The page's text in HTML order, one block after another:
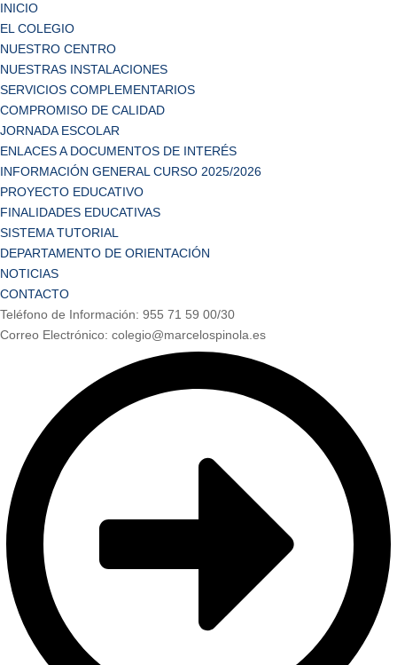
INICIO
EL COLEGIO
NUESTRO CENTRO
NUESTRAS INSTALACIONES
SERVICIOS COMPLEMENTARIOS
COMPROMISO DE CALIDAD
JORNADA ESCOLAR
ENLACES A DOCUMENTOS DE INTERÉS
INFORMACIÓN GENERAL CURSO 2025/2026
PROYECTO EDUCATIVO
FINALIDADES EDUCATIVAS
SISTEMA TUTORIAL
DEPARTAMENTO DE ORIENTACIÓN
NOTICIAS
CONTACTO
Teléfono de Información: 955 71 59 00/30
Correo Electrónico: colegio@marcelospinola.es